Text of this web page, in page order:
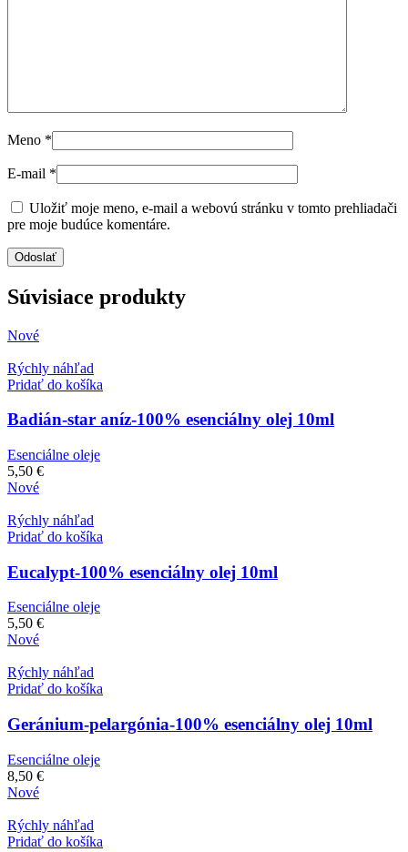
Meno *
E-mail *
Uložiť moje meno, e-mail a webovú stránku v tomto prehliadači
pre moje budúce komentáre.
Súvisiace produkty
Nové
Rýchly náhľad
Pridať do košíka
Badián-star aníz-100% esenciálny olej 10ml
Esenciálne oleje
5,50 €
Nové
Rýchly náhľad
Pridať do košíka
Eucalypt-100% esenciálny olej 10ml
Esenciálne oleje
5,50 €
Nové
Rýchly náhľad
Pridať do košíka
Geránium-pelargónia-100% esenciálny olej 10ml
Esenciálne oleje
8,50 €
Nové
Rýchly náhľad
Pridať do košíka